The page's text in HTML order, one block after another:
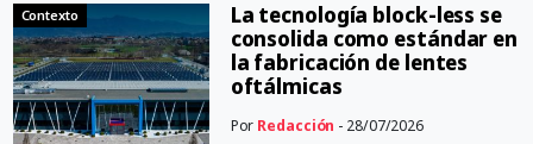
Contexto
La tecnología block-less se
consolida como estándar en
la fabricación de lentes
oftálmicas
Por Redacción - 28/07/2026